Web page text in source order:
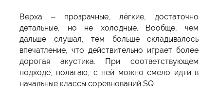
Верха – прозрачные, лёгкие, достаточно
детальные, но не холодные. Вообще, чем
дальше слушал, тем больше складывалось
впечатление, что действительно играет более
дорогая акустика. При соответствующем
подходе, полагаю, с ней можно смело идти в
начальные классы соревнований SQ.